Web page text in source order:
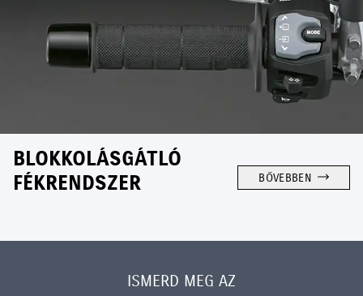
BLOKKOLÁSGÁTLÓ
FÉKRENDSZER
BŐVEBBEN
ISMERD MEG AZ